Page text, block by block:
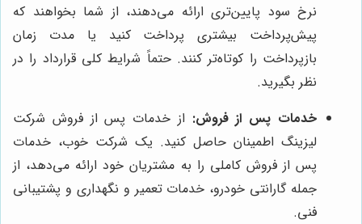
نرخ سود پایین‌تری ارائه می‌دهند، از شما بخواهند که
پیش‌پرداخت بیشتری پرداخت کنید یا مدت زمان
بازپرداخت را کوتاه‌تر کنند. حتماً شرایط کلی قرارداد را در
نظر بگیرید.
خدمات پس از فروش: از خدمات پس از فروش شرکت
لیزینگ اطمینان حاصل کنید. یک شرکت خوب، خدمات
پس از فروش کاملی را به مشتریان خود ارائه می‌دهد، از
جمله گارانتی خودرو، خدمات تعمیر و نگهداری و پشتیبانی
فنی.